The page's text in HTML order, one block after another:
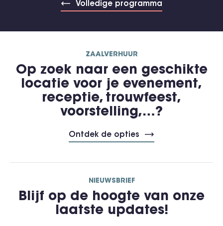
Volledige programma
ZAALVERHUUR
Op zoek naar een geschikte
locatie voor je evenement,
receptie, trouwfeest,
voorstelling,…?
Ontdek de opties
NIEUWSBRIEF
Blijf op de hoogte van onze
laatste updates!